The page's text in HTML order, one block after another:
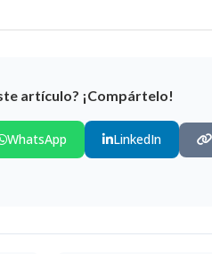
artículo? ¡Compártelo!
WhatsApp LinkedIn